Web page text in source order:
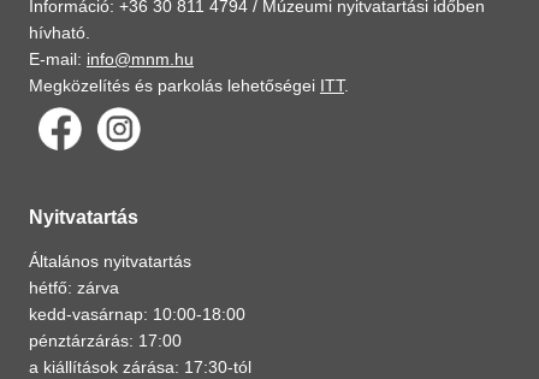
Információ: +36 30 811 4794 / Múzeumi nyitvatartási időben
hívható.
E-mail: info@mnm.hu
Megközelítés és parkolás lehetőségei ITT.
Nyitvatartás
Általános nyitvatartás
hétfő: zárva
kedd-vasárnap: 10:00-18:00
pénztárzárás: 17:00
a kiállítások zárása: 17:30-tól